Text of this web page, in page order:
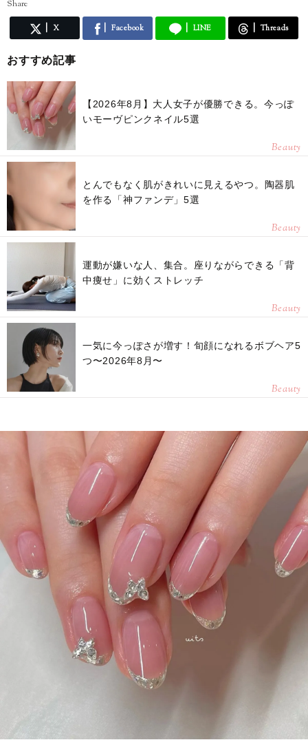
Share
X Facebook LINE Threads
おすすめ記事
【2026年8月】大人女子が優勝できる。今っぽ
いモーヴピンクネイル5選
Beauty
とんでもなく肌がきれいに見えるやつ。陶器肌
を作る「神ファンデ」5選
Beauty
運動が嫌いな人、集合。座りながらできる「背
中痩せ」に効くストレッチ
Beauty
一気に今っぽさが増す！旬顔になれるボブヘア5
つ〜2026年8月〜
Beauty